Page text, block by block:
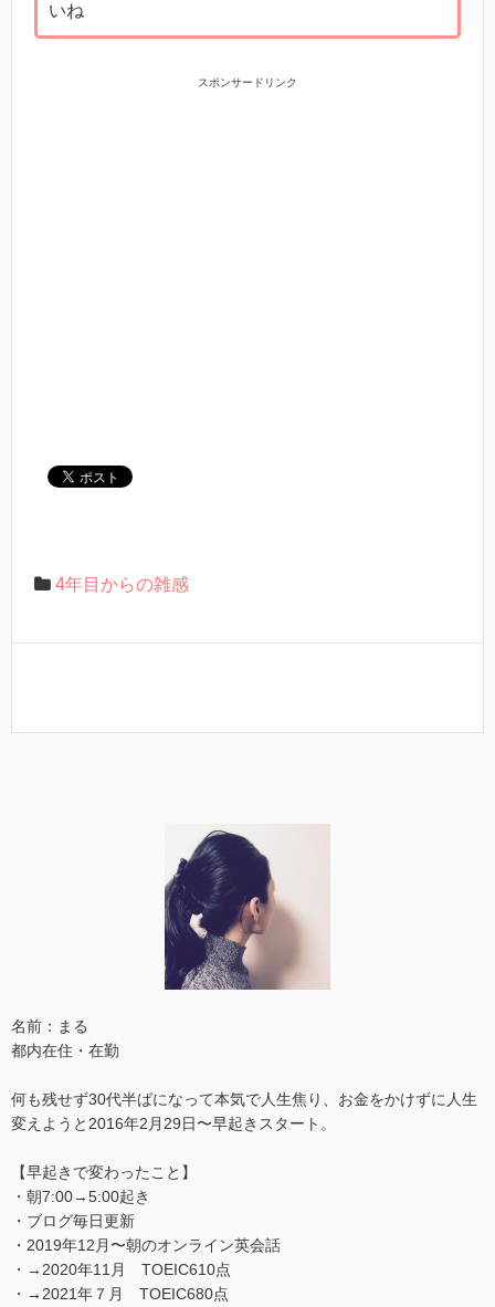
いね
スポンサードリンク
4年目からの雑感
名前：まる
都内在住・在勤
何も残せず30代半ばになって本気で人生焦り、お金をかけずに人生
変えようと2016年2月29日〜早起きスタート。
【早起きで変わったこと】
・朝7:00→5:00起き
・ブログ毎日更新
・2019年12月〜朝のオンライン英会話
・→2020年11月 TOEIC610点
・→2021年７月 TOEIC680点